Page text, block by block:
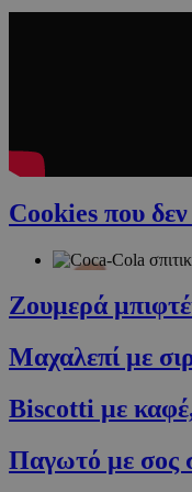
Cookies που δεν
Ζουμερά
Μαχαλεπί με
Biscotti με
Παγωτό με σος